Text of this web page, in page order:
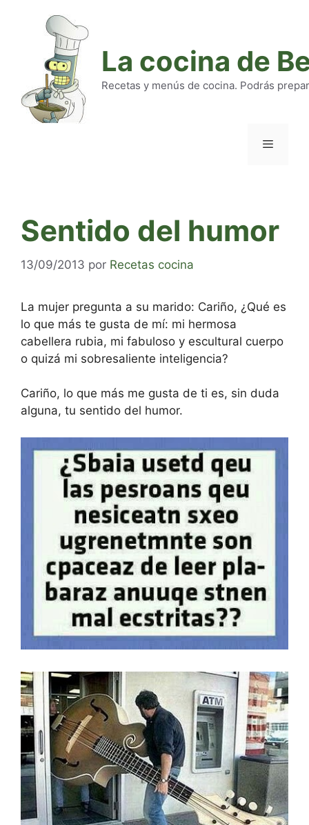
La cocina de
Recetas y menús de cocina. Podrás
Sentido del humor
13/09/2013 por Recetas cocina
La mujer pregunta a su marido: Cariño, ¿Qué es
lo que más te gusta de mí: mi hermosa
cabellera rubia, mi fabuloso y escultural cuerpo
o quizá mi sobresaliente inteligencia?
Cariño, lo que más me gusta de ti es, sin duda
alguna, tu sentido del humor.